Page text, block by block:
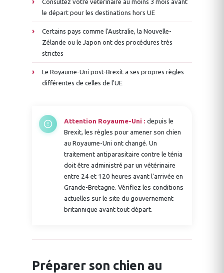
le départ pour les destinations hors UE
Certains pays comme l'Australie, la Nouvelle-
Zélande ou le Japon ont des procédures très
strictes
Le Royaume-Uni post-Brexit a ses propres règles
différentes de celles de l'UE
Attention Royaume-Uni : depuis le
Brexit, les règles pour amener son chien
au Royaume-Uni ont changé. Un
traitement antiparasitaire contre le ténia
doit être administré par un vétérinaire
entre 24 et 120 heures avant l'arrivée en
Grande-Bretagne. Vérifiez les conditions
actuelles sur le site du gouvernement
britannique avant tout départ.
Préparer son chien au